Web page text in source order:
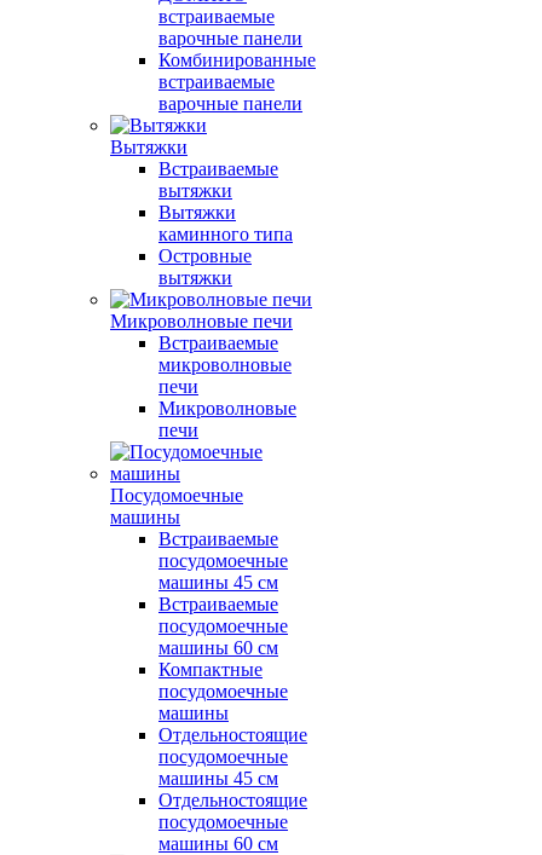
встраиваемые
варочные панели
Комбинированные
встраиваемые
варочные панели
Вытяжки
Встраиваемые
вытяжки
Вытяжки
каминного типа
Островные
вытяжки
Микроволновые печи
Встраиваемые
микроволновые
печи
Микроволновые
печи
Посудомоечные
машины
Встраиваемые
посудомоечные
машины 45 см
Встраиваемые
посудомоечные
машины 60 см
Компактные
посудомоечные
машины
Отдельностоящие
посудомоечные
машины 45 см
Отдельностоящие
посудомоечные
машины 60 см